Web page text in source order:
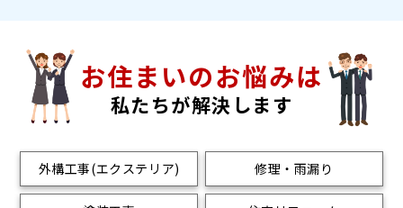
お住まいのお悩みは
私たちが解決します
外構工事(エクステリア) 修理・雨漏り